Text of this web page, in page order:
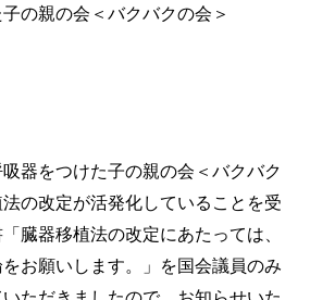
の親の会＜バクバクの会＞
をつけた子の親の会＜バクバク
の改定が活発化していることを受
臓器移植法の改定にあたっては、
お願いします。」を国会議員のみ